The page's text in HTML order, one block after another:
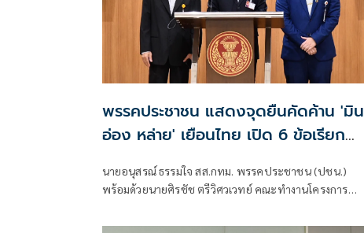
พรรคประชาชน แสดงจุดยืนคัดค้าน 'มิน
อ่อง หล่าย' เยือนไทย เปิด 6 ข้อเรียก
นายอนุสรณ์ ธรรมใจ สส.กทม. พรรคประชาชน (ปชน.)
พร้อมด้วยนายศิรชัช ตรีวิศวเวทย์ คณะทำงานโครงการ
ชน และการพัฒนาอย่างยั่งยืน แถลงคัดค้านการเยือนไทย